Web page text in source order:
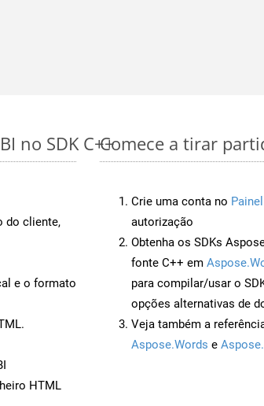
no SDK C++
do cliente,
e o formato
HTML
Comece a tirar
Crie uma conta no Painel
autorização
Obtenha os SDKs
fonte C++ em
para compilar/usar o
opções alternativas de
Veja também a
Aspose.Words e